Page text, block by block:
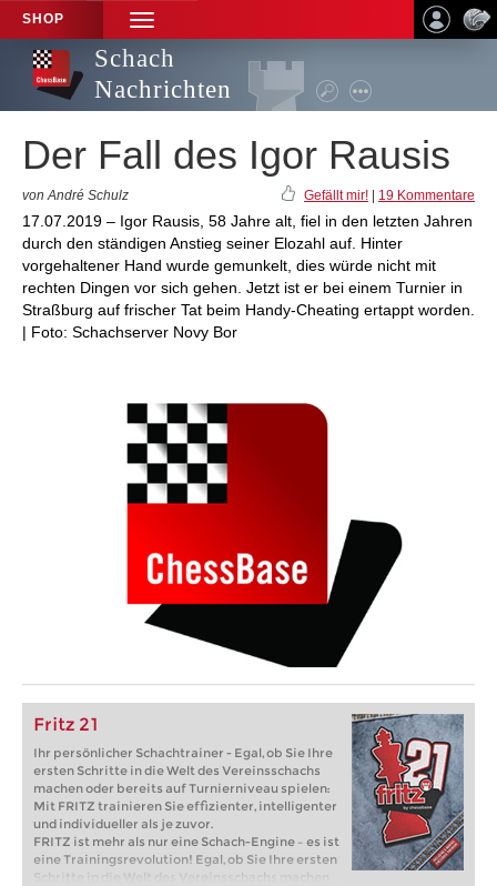
SHOP
TOGGLE
NAVIGATION
Schach
Nachrichten
Der Fall des Igor Rausis
von André Schulz Gefällt mir! 19 Kommentare
17.07.2019 – Igor Rausis, 58 Jahre alt, fiel in den letzten Jahren
durch den ständigen Anstieg seiner Elozahl auf. Hinter
vorgehaltener Hand wurde gemunkelt, dies würde nicht mit
rechten Dingen vor sich gehen. Jetzt ist er bei einem Turnier in
Straßburg auf frischer Tat beim Handy-Cheating ertappt worden.
| Foto: Schachserver Novy Bor
Fritz 21
Ihr persönlicher Schachtrainer - Egal, ob Sie Ihre
ersten Schritte in die Welt des Vereinsschachs
machen oder bereits auf Turnierniveau spielen:
Mit FRITZ trainieren Sie effizienter, intelligenter
und individueller als je zuvor.
FRITZ ist mehr als nur eine Schach-Engine – es ist
eine Trainingsrevolution! Egal, ob Sie Ihre ersten
Schritte in die Welt des Vereinsschachs machen